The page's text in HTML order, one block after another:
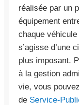
réalisée par un
équipement
chaque
s’agisse d’une
plus imposant.
à la gestion
vie, vous
de Service-